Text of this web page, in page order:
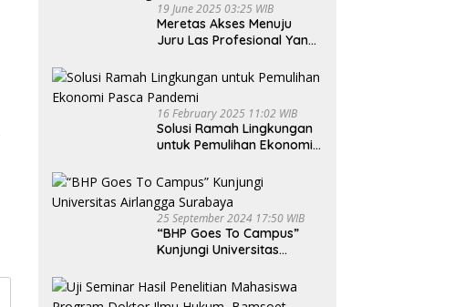
19 June 2025 03:25 WIB
Meretas Akses Menuju
Juru Las Profesional Yang
16 February 2025 11:02 WIB
Solusi Ramah Lingkungan
untuk Pemulihan Ekonomi
25 September 2024 17:50 WIB
“BHP Goes To Campus”
Kunjungi Universitas